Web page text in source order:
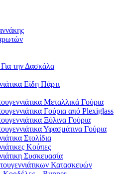
την Δασκάλα
Είδη Πάρτι
Μεταλλικά Γούρια
Γούρια από Plexiglass
Ξύλινα Γούρια
Υφασμάτινα Γούρια
Στολίδια
Κούπες
Συσκευασία
Κατασκευών